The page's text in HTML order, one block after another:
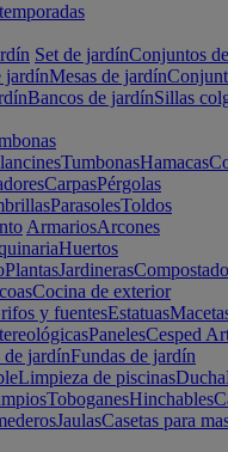
Set de jardínConjuntos
jardínMesas de jardín
Bancos de jardínSillas
TumbonasHamacas
CarpasPérgolas
ParasolesToldos
ArmariosArcones
Huertos
PlantasJardineras
Cocina de exterior
y fuentesEstatuas
PanelesCesped
jardínFundas de jardín
Limpieza de piscinasDucha
ToboganesHinchables
JaulasCasetas para